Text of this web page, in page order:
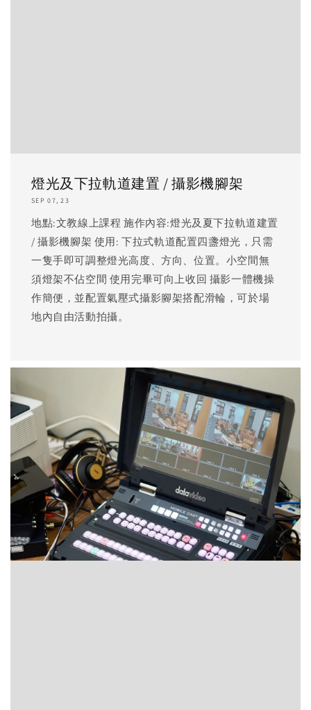
燈光及下拉軌道建置 / 攝影機腳架
SEP 07, 23
地點:文教線上課程 施作內容:燈光及夏下拉軌道建置
/ 攝影機腳架 使用: 下拉式軌道配置四盞燈光，只需
一隻手即可調整燈光高度、方向、位置。小空間無
須燈架不佔空間 使用完畢可向上收回 攝影一體機操
作簡便，並配置氣壓式攝影腳架搭配滑輪，可於場
地內自由活動拍攝。 ​